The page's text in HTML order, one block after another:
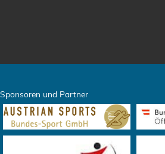
Sponsoren und Partner